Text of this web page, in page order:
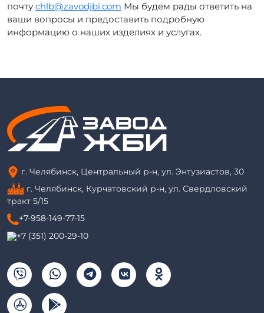
почту chlb@zavodjbi.com Мы будем рады ответить на
ваши вопросы и предоставить подробную
информацию о наших изделиях и услугах.
г. Челябинск, Центральный р-н, ул. Энтузиастов, 30
г. Челябинск, Курчатовский р-н, ул. Свердловский
тракт 5/15
+7-958-149-77-15
+7 (351) 200-29-10